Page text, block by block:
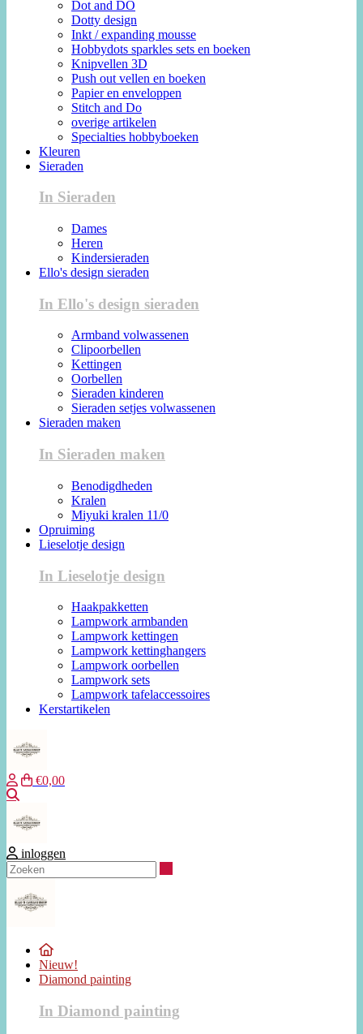
Dot and DO
Dotty design
Inkt / expanding mousse
Hobbydots sparkles sets en boeken
Knipvellen 3D
Push out vellen en boeken
Papier en enveloppen
Stitch and Do
overige artikelen
Specialties hobbyboeken
Kleuren
Sieraden
In Sieraden
Dames
Heren
Kindersieraden
Ello's design sieraden
In Ello's design sieraden
Armband volwassenen
Clipoorbellen
Kettingen
Oorbellen
Sieraden kinderen
Sieraden setjes volwassenen
Sieraden maken
In Sieraden maken
Benodigdheden
Kralen
Miyuki kralen 11/0
Opruiming
Lieselotje design
In Lieselotje design
Haakpakketten
Lampwork armbanden
Lampwork kettingen
Lampwork kettinghangers
Lampwork oorbellen
Lampwork sets
Lampwork tafelaccessoires
Kerstartikelen
€0,00
inloggen
Nieuw!
Diamond painting
In Diamond painting